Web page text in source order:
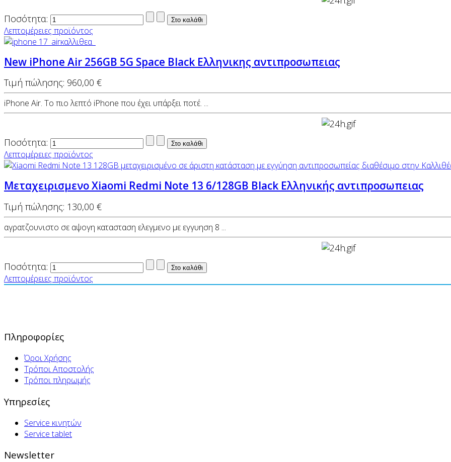
Ποσότητα:
Λεπτομέρειες προϊόντος
New iPhone Air 256GB 5G Space Black Ελληνικης αντιπροσωπειας
Τιμή πώλησης: 960,00 €
iPhone Air. Το πιο λεπτό iPhone που έχει υπάρξει ποτέ. ...
Ποσότητα:
Λεπτομέρειες προϊόντος
Μεταχειρισμενο Xiaomi Redmi Note 13 6/128GB Black Ελληνικής αντιπροσωπειας
Τιμή πώλησης: 130,00 €
αγρατζουνιστο σε αψογη κατασταση ελεγμενο με εγγυηση 8 ...
Ποσότητα:
Λεπτομέρειες προϊόντος
Πληροφορίες
Όροι Χρήσης
Τρόποι Αποστολής
Τρόποι πληρωμής
Υπηρεσίες
Service κινητών
Service tablet
Newsletter